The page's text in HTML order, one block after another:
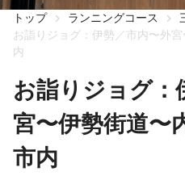
トップ ランニングコース
お詣りジョグ：伊勢／市内〜外
内
お詣りジョグ：
宮〜伊勢街道〜
市内